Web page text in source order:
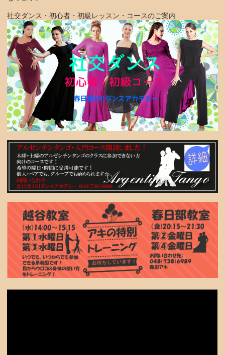
社交ダンス・初心者・初級レッスン・コースのご案内